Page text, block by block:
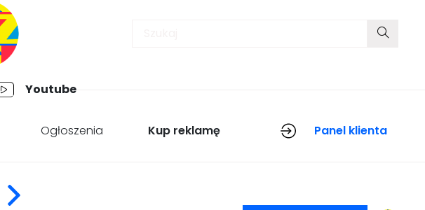
Youtube
Ogłoszenia Kup reklamę Panel klienta